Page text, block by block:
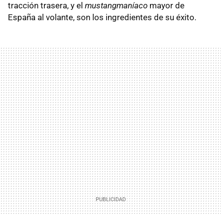
tracción trasera, y el mustangmaníaco mayor de
España al volante, son los ingredientes de su éxito.